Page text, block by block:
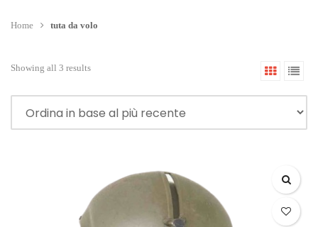
Home tuta da volo
Showing all 3 results